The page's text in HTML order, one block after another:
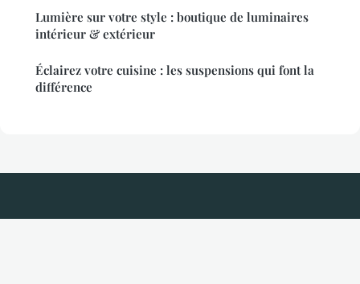
Lumière sur votre style : boutique de luminaires
intérieur & extérieur
Éclairez votre cuisine : les suspensions qui font la
différence
Taille Haie Electrique